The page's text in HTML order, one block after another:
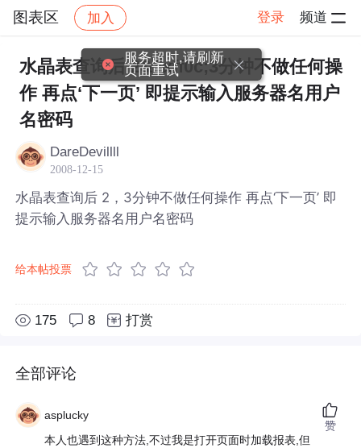
图表区 加入 登录 频道
社区 图表区 帖子详情
水晶表查询后 2&#xff0c;3分钟不做任何操
作 再点‘下一页’ 即提示输入服务器名用户
名密码
DareDevillll
2008-12-15
水晶表查询后 2，3分钟不做任何操作 再点‘下一页’ 即
提示输入服务器名用户名密码
给本帖投票
175 8 打赏
全部评论
asplucky
本人也遇到这种方法,不过我是打开页面时加载报表,但
赞
服务超时,请刷新
页面重试